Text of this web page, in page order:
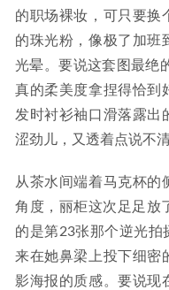
的职场裸妆，可只要换
的珠光粉，像极了加班
光晕。要说这套图最绝
真的柔美度拿捏得恰到
发时衬衫袖口滑落露出
涩劲儿，又透着点说不
从茶水间端着马克杯的
角度，丽柜这次足足放
的是第23张那个逆光拍
来在她鼻梁上投下细密
影海报的质感。要说现